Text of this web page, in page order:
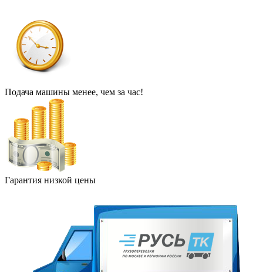
Подача машины менее, чем за час!
Гарантия низкой цены